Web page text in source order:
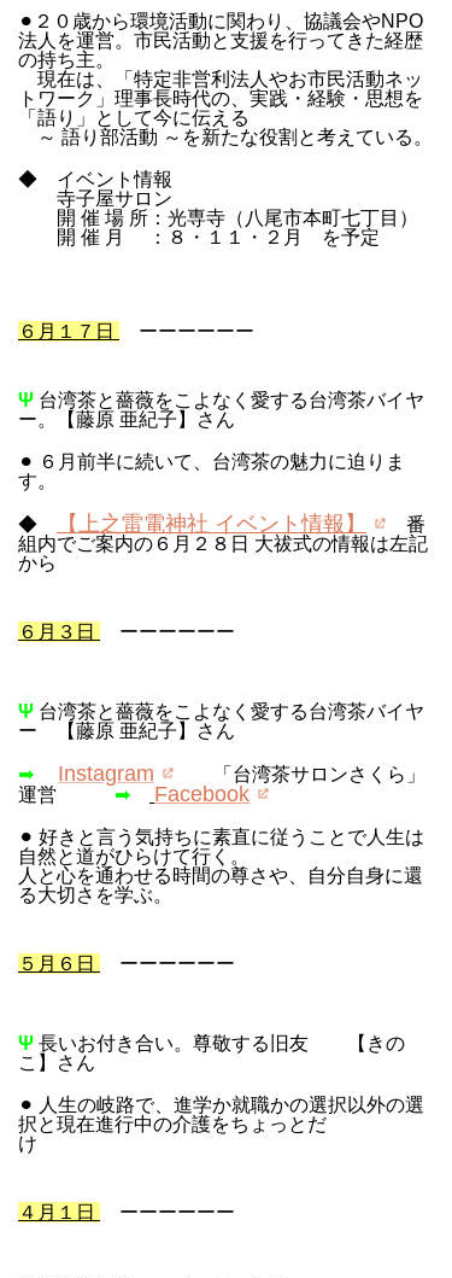
⚫︎２０歳から環境活動に関わり、協議会やNPO
法人を運営。市民活動と支援を行ってきた経歴
の持ち主。
現在は、「特定非営利法人やお市民活動ネッ
トワーク」理事長時代の、実践・経験・思想を
「語り」として今に伝える
～ 語り部活動 ～を新たな役割と考えている。
◆ イベント情報
寺子屋サロン
開 催 場 所：光専寺（八尾市本町七丁目）
開 催 月 ：８・１１・２月 を予定
６月１７日 ーーーーーー
Ψ 台湾茶と薔薇をこよなく愛する台湾茶バイヤ
ー。【藤原 亜紀子】さん
⚫︎ ６月前半に続いて、台湾茶の魅力に迫りま
す。
◆ 【上之雷電神社 イベント情報】
番
組内でご案内の６月２８日 大祓式の情報は左記
から
６月３日 ーーーーーー
Ψ 台湾茶と薔薇をこよなく愛する台湾茶バイヤ
ー 【藤原 亜紀子】さん
➡ Instagram
「台湾茶サロンさくら」
運営 ➡ Facebook
⚫︎ 好きと言う気持ちに素直に従うことで人生は
自然と道がひらけて行く。
人と心を通わせる時間の尊さや、自分自身に還
る大切さを学ぶ。
５月６日 ーーーーーー
Ψ 長いお付き合い。尊敬する旧友 【きの
こ】さん
⚫︎ 人生の岐路で、進学か就職かの選択以外の選
択と現在進行中の介護をちょっとだ
け
４月１日 ーーーーーー